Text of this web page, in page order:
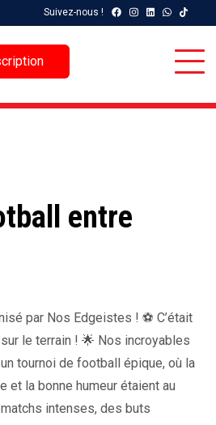
Suivez-nous !
entre
par Nos Edgeistes ! ⚽️ C’était
le terrain ! 🌟 Nos incroyables
tournoi de football épique, où la
et la bonne humeur étaient au
intenses, des buts